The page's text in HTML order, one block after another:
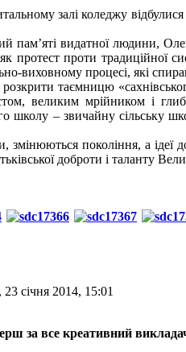
залі коледжу
видатної людини,
протест проти традиційної
виховному процесі, які
таємницю
великим мрійником і
школу – звичайну сільську
покоління, а ідеї
доброти і таланту
січня 2014, 15:01
за все креативний